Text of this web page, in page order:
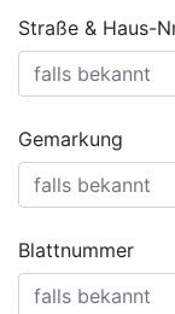
Straße & Haus-
Gemarkung
Blattnummer